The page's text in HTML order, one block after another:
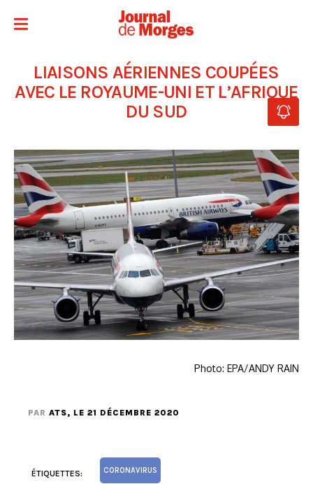
LIAISONS AÉRIENNES COUPÉES
AVEC LE ROYAUME-UNI ET L’AFRIQUE
DU SUD
Photo: EPA/ANDY RAIN
PAR ATS, LE 21 DÉCEMBRE 2020
ÉTIQUETTES: CORONAVIRUS